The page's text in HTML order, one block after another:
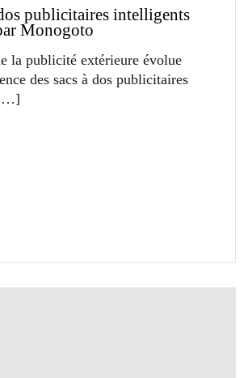
publicitaires intelligents
Monogoto
la publicité extérieure évolue
des sacs à dos publicitaires